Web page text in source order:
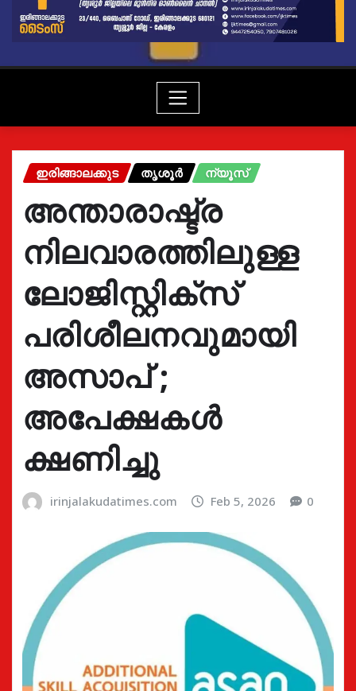
ഇരിങ്ങാലക്കുട തൃശൂർ ന്യൂസ്
അന്താരാഷ്ട്ര
നിലവാരത്തിലുള്ള
ലോജിസ്റ്റിക്സ്
പരിശീലനവുമായി
അസാപ് ;
അപേക്ഷകൾ
ക്ഷണിച്ചു
irinjalakudatimes.com Feb 5, 2026 0